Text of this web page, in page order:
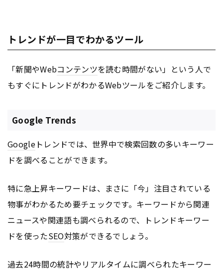
トレンドが一目でわかるツール
「新聞やWebコンテンツを読む時間がない」という人で
もすぐにトレンドがわかるWebツールをご紹介します。
Google Trends
Googleトレンドでは、世界中で検索回数の多いキーワー
ドを調べることができます。
特に急上昇キーワードは、まさに「今」注目されている
物事がわかるため要チェックです。キーワードから関連
ニュースや関連語も調べられるので、トレンドキーワー
ドを使ったSEO対策ができるでしょう。
過去24時間の統計やリアルタイムに調べられたキーワー